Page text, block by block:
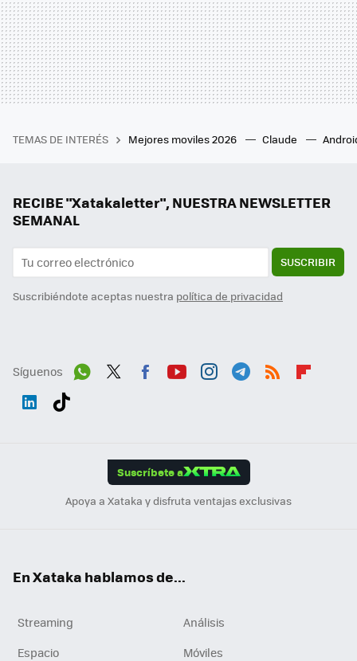
TEMAS DE INTERÉS Mejores moviles 2026 Claude
RECIBE "Xatakaletter", NUESTRA NEWSLETTER
SEMANAL
SUSCRIBIR
Suscribiéndote aceptas nuestra política de privacidad
Síguenos
Suscríbete a
Apoya a Xataka y disfruta ventajas exclusivas
En Xataka hablamos de...
Streaming
Análisis
Espacio
Móviles